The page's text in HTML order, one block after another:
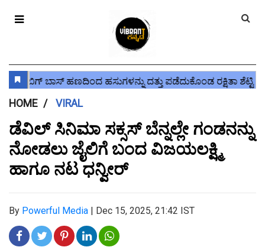
HOME VIRAL
ಡೆವಿಲ್ ಸಿನಿಮಾ ಸಕ್ಸಸ್ ಬೆನ್ನಲ್ಲೇ ಗಂಡನನ್ನು
ನೋಡಲು ಜೈಲಿಗೆ ಬಂದ ವಿಜಯಲಕ್ಷ್ಮಿ
ಹಾಗೂ ನಟ ಧನ್ವೀರ್
By Powerful Media | Dec 15, 2025, 21:42 IST